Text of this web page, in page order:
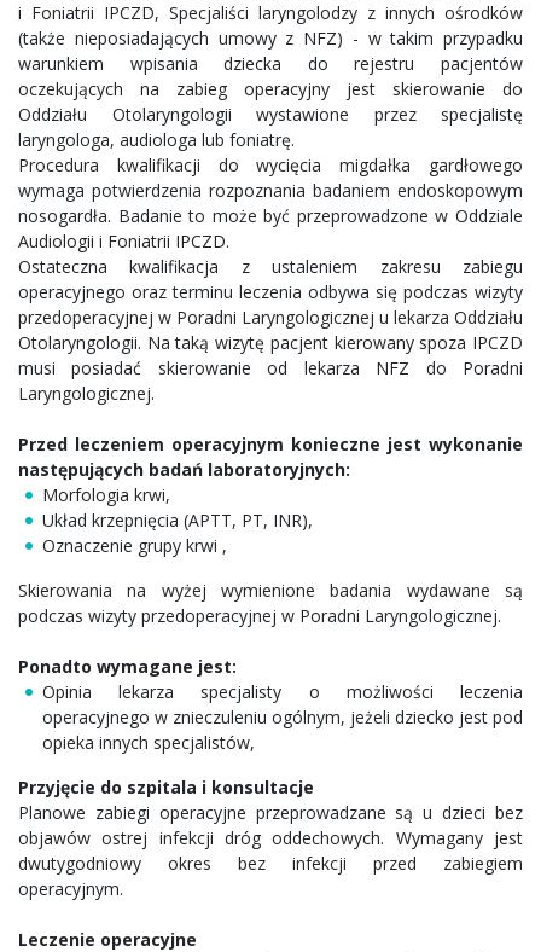
i Foniatrii IPCZD, Specjaliści laryngolodzy z innych ośrodków
(także nieposiadających umowy z NFZ) - w takim przypadku
warunkiem wpisania dziecka do rejestru pacjentów
oczekujących na zabieg operacyjny jest skierowanie do
Oddziału Otolaryngologii wystawione przez specjalistę
laryngologa, audiologa lub foniatrę.
Procedura kwalifikacji do wycięcia migdałka gardłowego
wymaga potwierdzenia rozpoznania badaniem endoskopowym
nosogardła. Badanie to może być przeprowadzone w Oddziale
Audiologii i Foniatrii IPCZD.
Ostateczna kwalifikacja z ustaleniem zakresu zabiegu
operacyjnego oraz terminu leczenia odbywa się podczas wizyty
przedoperacyjnej w Poradni Laryngologicznej u lekarza Oddziału
Otolaryngologii. Na taką wizytę pacjent kierowany spoza IPCZD
musi posiadać skierowanie od lekarza NFZ do Poradni
Laryngologicznej.
Przed leczeniem operacyjnym konieczne jest wykonanie
następujących badań laboratoryjnych:
Morfologia krwi,
Układ krzepnięcia (APTT, PT, INR),
Oznaczenie grupy krwi ,
Skierowania na wyżej wymienione badania wydawane są
podczas wizyty przedoperacyjnej w Poradni Laryngologicznej.
Ponadto wymagane jest:
Opinia lekarza specjalisty o możliwości leczenia
operacyjnego w znieczuleniu ogólnym, jeżeli dziecko jest pod
opieka innych specjalistów,
Przyjęcie do szpitala i konsultacje
Planowe zabiegi operacyjne przeprowadzane są u dzieci bez
objawów ostrej infekcji dróg oddechowych. Wymagany jest
dwutygodniowy okres bez infekcji przed zabiegiem
operacyjnym.
Leczenie operacyjne